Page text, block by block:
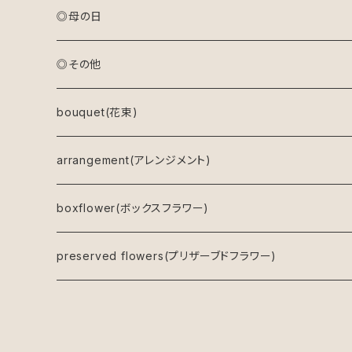
◎母の日
アレンジメント(生花)
アレンジメント(プリザーブドフラワー)
ドライフラワーリース
キャンバスフラワー
鉢物
◎その他
bouquet(花束)
arrangement(アレンジメント)
boxflower(ボックスフラワー)
preserved flowers(プリザーブドフラワー)